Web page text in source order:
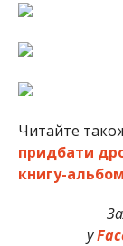
Читайте
придбати
книгу-
у